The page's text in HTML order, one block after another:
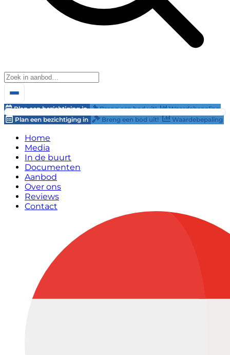
Plan een bezichtiging in Breng een bod uit!
Waardebepaling
Plan een bezichtiging in
Breng een bod uit! Waardebepaling
Home
Media
In de buurt
Documenten
Aanbod
Over ons
Reviews
Contact